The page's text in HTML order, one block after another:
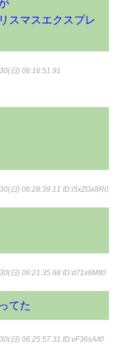
スマスエクスプレ
日) 06:16:51.91
日) 06:28:39.11 ID:i5xZGx8R0
日) 06:21:35.68 ID:d71x6MII0
てた
日) 06:25:57.31 ID:vF36sA/t0